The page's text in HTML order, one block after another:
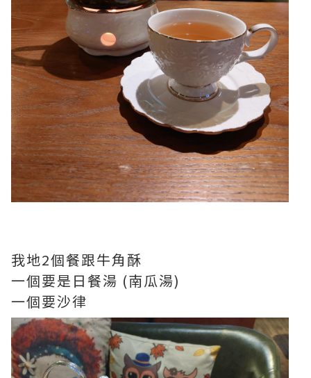
我地2個餐跟牛角酥
一個要是日餐湯 (南瓜湯)
一個要沙律